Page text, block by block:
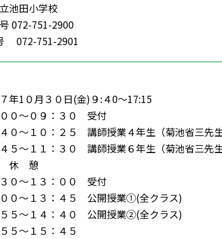
池田小学校
072-751-2900
072-751-2901
年1０月３０日(金)９:４0～17:15
０～０９：３０ 受付
０～１０：２５ 講師授業４年生（菊池省三先生
５～１１：３０ 講師授業６年生（菊池省三先生
休 憩
０～１３：００ 受付
００～１３：４５ 公開授業①(全クラス)
５５～１４：４０ 公開授業②(全クラス)
５～１５：４５